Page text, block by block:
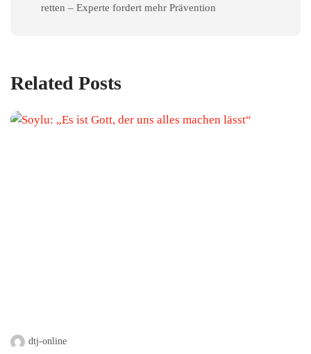
retten – Experte fordert mehr Prävention
Related Posts
dtj-online